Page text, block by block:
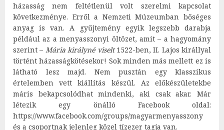
házasság nem feltétlenül volt szerelmi kapcsolat
következménye. Erről a Nemzeti Múzeumban bőséges
anyag is van. A gyűjtemény egyik legszebb darabja
például az a menyasszonyi öltözet, amit – a hagyomány
szerint – Mária királyné viselt1522-ben, II. Lajos királlyal
történt házasságkötésekor! Sok minden más mellett ez is
látható lesz majd. Nem pusztán egy klasszikus
értelemben vett kiállítás készül. Az előkészületekbe
máris bekapcsolódhat mindenki, aki csak akar. Már
létezik egy önálló Facebook oldal:
https://www.facebook.com/groups/magyarmenyasszony
és a csoportnak jelenleg közel tízezer tagja van.